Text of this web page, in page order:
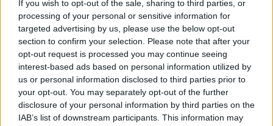
If you wish to opt-out of the sale, sharing to third parties, or
processing of your personal or sensitive information for
targeted advertising by us, please use the below opt-out
section to confirm your selection. Please note that after your
opt-out request is processed you may continue seeing
interest-based ads based on personal information utilized by
us or personal information disclosed to third parties prior to
your opt-out. You may separately opt-out of the further
disclosure of your personal information by third parties on the
IAB’s list of downstream participants. This information may